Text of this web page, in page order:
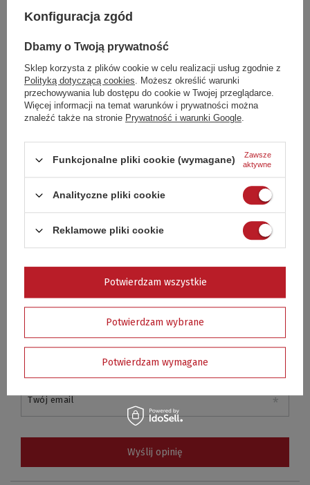
Dodaj swoją opinię
5/5
Treść twojej opinii
Dodaj własne zdjęcie produktu:
Twój email
Wyślij opinię
Konfiguracja zgód
Dbamy o Twoją prywatność
Sklep korzysta z plików cookie w celu realizacji usług zgodnie z
Polityką dotyczącą cookies. Możesz określić warunki
przechowywania lub dostępu do cookie w Twojej przeglądarce.
Więcej informacji na temat warunków i prywatności można
znaleźć także na stronie Prywatność i warunki Google.
Funkcjonalne pliki cookie (wymagane)
Zawsze
aktywne
Analityczne pliki cookie
Reklamowe pliki cookie
Potwierdzam wybrane
Potwierdzam wymagane
Potwierdzam wszystkie